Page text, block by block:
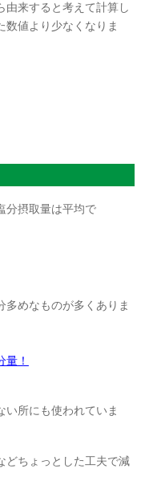
由来すると考えて計算し
数値より少なくなりま
分摂取量は平均で
多めなものが多くありま
！
い所にも使われていま
ちょっとした工夫で減